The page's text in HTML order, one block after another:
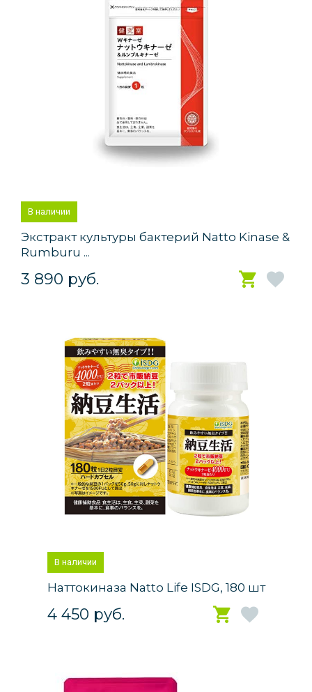
В наличии
Экстракт культуры бактерий Natto Kinase &
Rumburu ...
3 890 руб.
В наличии
Наттокиназа Natto Life ISDG, 180 шт
4 450 руб.